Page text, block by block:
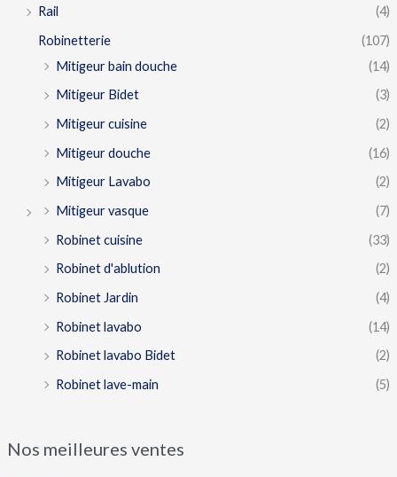
Rail
(4)
Robinetterie
(107)
Mitigeur bain douche
(14)
Mitigeur Bidet
(3)
Mitigeur cuisine
(2)
Mitigeur douche
(16)
Mitigeur Lavabo
(2)
Mitigeur vasque
(7)
Robinet cuisine
(33)
Robinet d'ablution
(2)
Robinet Jardin
(4)
Robinet lavabo
(14)
Robinet lavabo Bidet
(2)
Robinet lave-main
(5)
Nos meilleures ventes